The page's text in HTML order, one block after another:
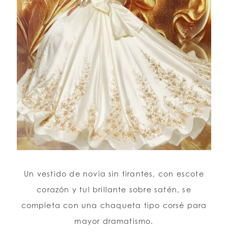
Un vestido de novia sin tirantes, con escote
corazón y tul brillante sobre satén, se
completa con una chaqueta tipo corsé para
mayor dramatismo.